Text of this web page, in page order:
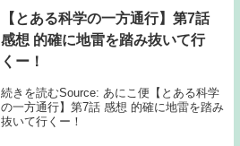
【とある科学の一方通行】第7話
感想 的確に地雷を踏み抜いて行
くー！
続きを読むSource: あにこ便【とある科学
の一方通行】第7話 感想 的確に地雷を踏み
抜いて行くー！